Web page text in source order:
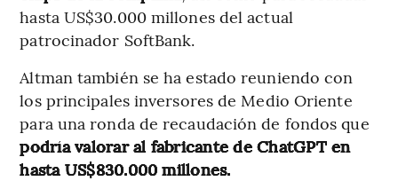
hasta US$30.000 millones del actual
patrocinador SoftBank.
Altman también se ha estado reuniendo con
los principales inversores de Medio Oriente
para una ronda de recaudación de fondos que
podría valorar al fabricante de ChatGPT en
hasta US$830.000 millones.